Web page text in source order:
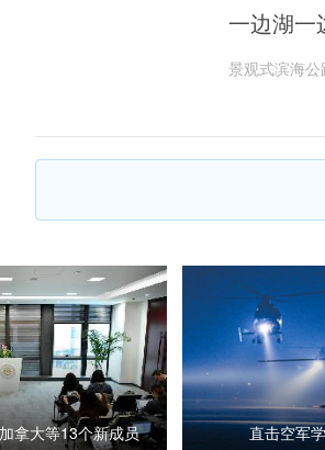
一边湖一
景观式滨海
拿大等13个新成员 直击空军